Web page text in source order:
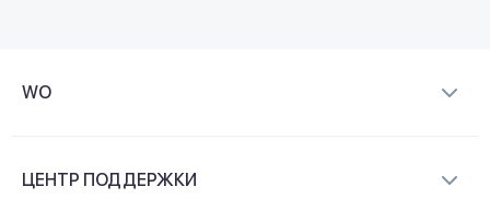
WO
ЦЕНТР ПОДДЕРЖКИ